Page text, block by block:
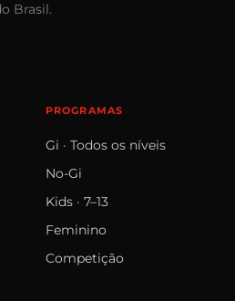
Brasil.
PROGRAMAS
Gi · Todos os níveis
No‑Gi
Kids · 7–13
Feminino
Competição